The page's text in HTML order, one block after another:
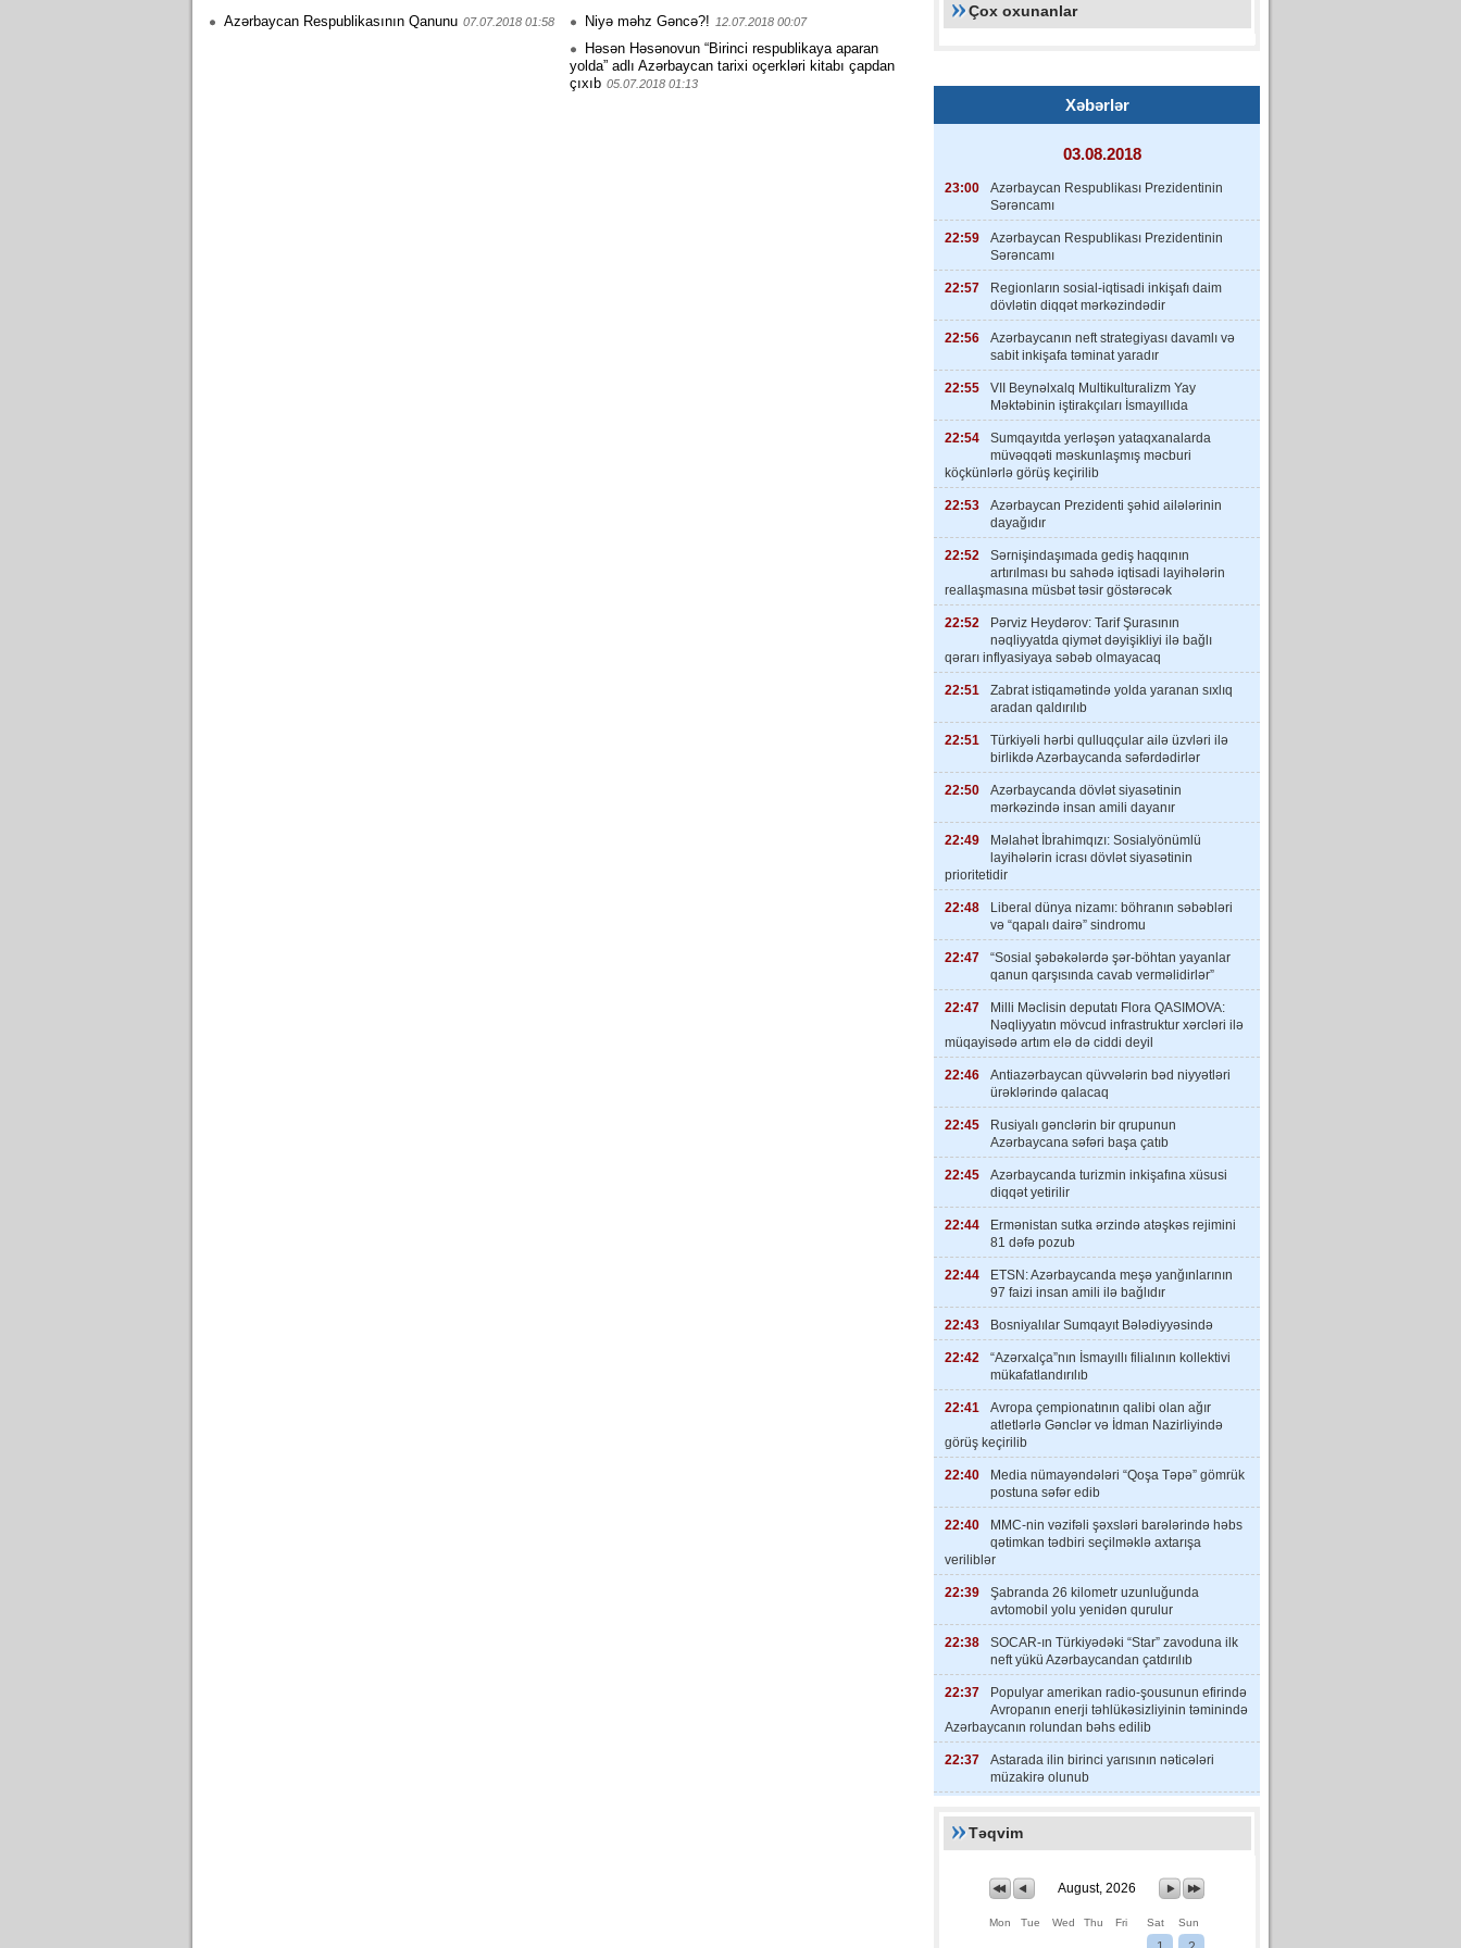
Azərbaycan Respublikasının Qanunu 07.07.2018 01:58 Niyə məhz Gəncə?! 12.07.2018 00:07
Həsən Həsənovun “Birinci respublikaya aparan
yolda” adlı Azərbaycan tarixi oçerkləri kitabı çapdan
çıxıb 05.07.2018 01:13
Çox oxunanlar
Xəbərlər
03.08.2018
23:00
Azərbaycan Respublikası Prezidentinin
Sərəncamı
22:59
Azərbaycan Respublikası Prezidentinin
Sərəncamı
22:57
Regionların sosial-iqtisadi inkişafı daim
dövlətin diqqət mərkəzindədir
22:56
Azərbaycanın neft strategiyası davamlı və
sabit inkişafa təminat yaradır
22:55
VII Beynəlxalq Multikulturalizm Yay
Məktəbinin iştirakçıları İsmayıllıda
22:54
Sumqayıtda yerləşən yataqxanalarda
müvəqqəti məskunlaşmış məcburi
köçkünlərlə görüş keçirilib
22:53
Azərbaycan Prezidenti şəhid ailələrinin
dayağıdır
22:52
Sərnişindaşımada gediş haqqının
artırılması bu sahədə iqtisadi layihələrin
reallaşmasına müsbət təsir göstərəcək
22:52
Pərviz Heydərov: Tarif Şurasının
nəqliyyatda qiymət dəyişikliyi ilə bağlı
qərarı inflyasiyaya səbəb olmayacaq
22:51
Zabrat istiqamətində yolda yaranan sıxlıq
aradan qaldırılıb
22:51
Türkiyəli hərbi qulluqçular ailə üzvləri ilə
birlikdə Azərbaycanda səfərdədirlər
22:50
Azərbaycanda dövlət siyasətinin
mərkəzində insan amili dayanır
22:49
Məlahət İbrahimqızı: Sosialyönümlü
layihələrin icrası dövlət siyasətinin
prioritetidir
22:48
Liberal dünya nizamı: böhranın səbəbləri
və “qapalı dairə” sindromu
22:47
“Sosial şəbəkələrdə şər-böhtan yayanlar
qanun qarşısında cavab verməlidirlər”
22:47
Milli Məclisin deputatı Flora QASIMOVA:
Nəqliyyatın mövcud infrastruktur xərcləri ilə
müqayisədə artım elə də ciddi deyil
22:46
Antiazərbaycan qüvvələrin bəd niyyətləri
ürəklərində qalacaq
22:45
Rusiyalı gənclərin bir qrupunun
Azərbaycana səfəri başa çatıb
22:45
Azərbaycanda turizmin inkişafına xüsusi
diqqət yetirilir
22:44
Ermənistan sutka ərzində atəşkəs rejimini
81 dəfə pozub
22:44
ETSN: Azərbaycanda meşə yanğınlarının
97 faizi insan amili ilə bağlıdır
22:43 Bosniyalılar Sumqayıt Bələdiyyəsində
22:42
“Azərxalça”nın İsmayıllı filialının kollektivi
mükafatlandırılıb
22:41
Avropa çempionatının qalibi olan ağır
atletlərlə Gənclər və İdman Nazirliyində
görüş keçirilib
22:40
Media nümayəndələri “Qoşa Təpə” gömrük
postuna səfər edib
22:40
MMC-nin vəzifəli şəxsləri barələrində həbs
qətimkan tədbiri seçilməklə axtarışa
veriliblər
22:39
Şabranda 26 kilometr uzunluğunda
avtomobil yolu yenidən qurulur
22:38
SOCAR-ın Türkiyədəki “Star” zavoduna ilk
neft yükü Azərbaycandan çatdırılıb
22:37
Populyar amerikan radio-şousunun efirində
Avropanın enerji təhlükəsizliyinin təminində
Azərbaycanın rolundan bəhs edilib
22:37
Astarada ilin birinci yarısının nəticələri
müzakirə olunub
Təqvim
August, 2026
Mon Tue Wed Thu Fri Sat Sun